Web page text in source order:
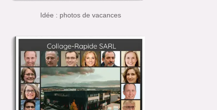
Idée : photos de vacances